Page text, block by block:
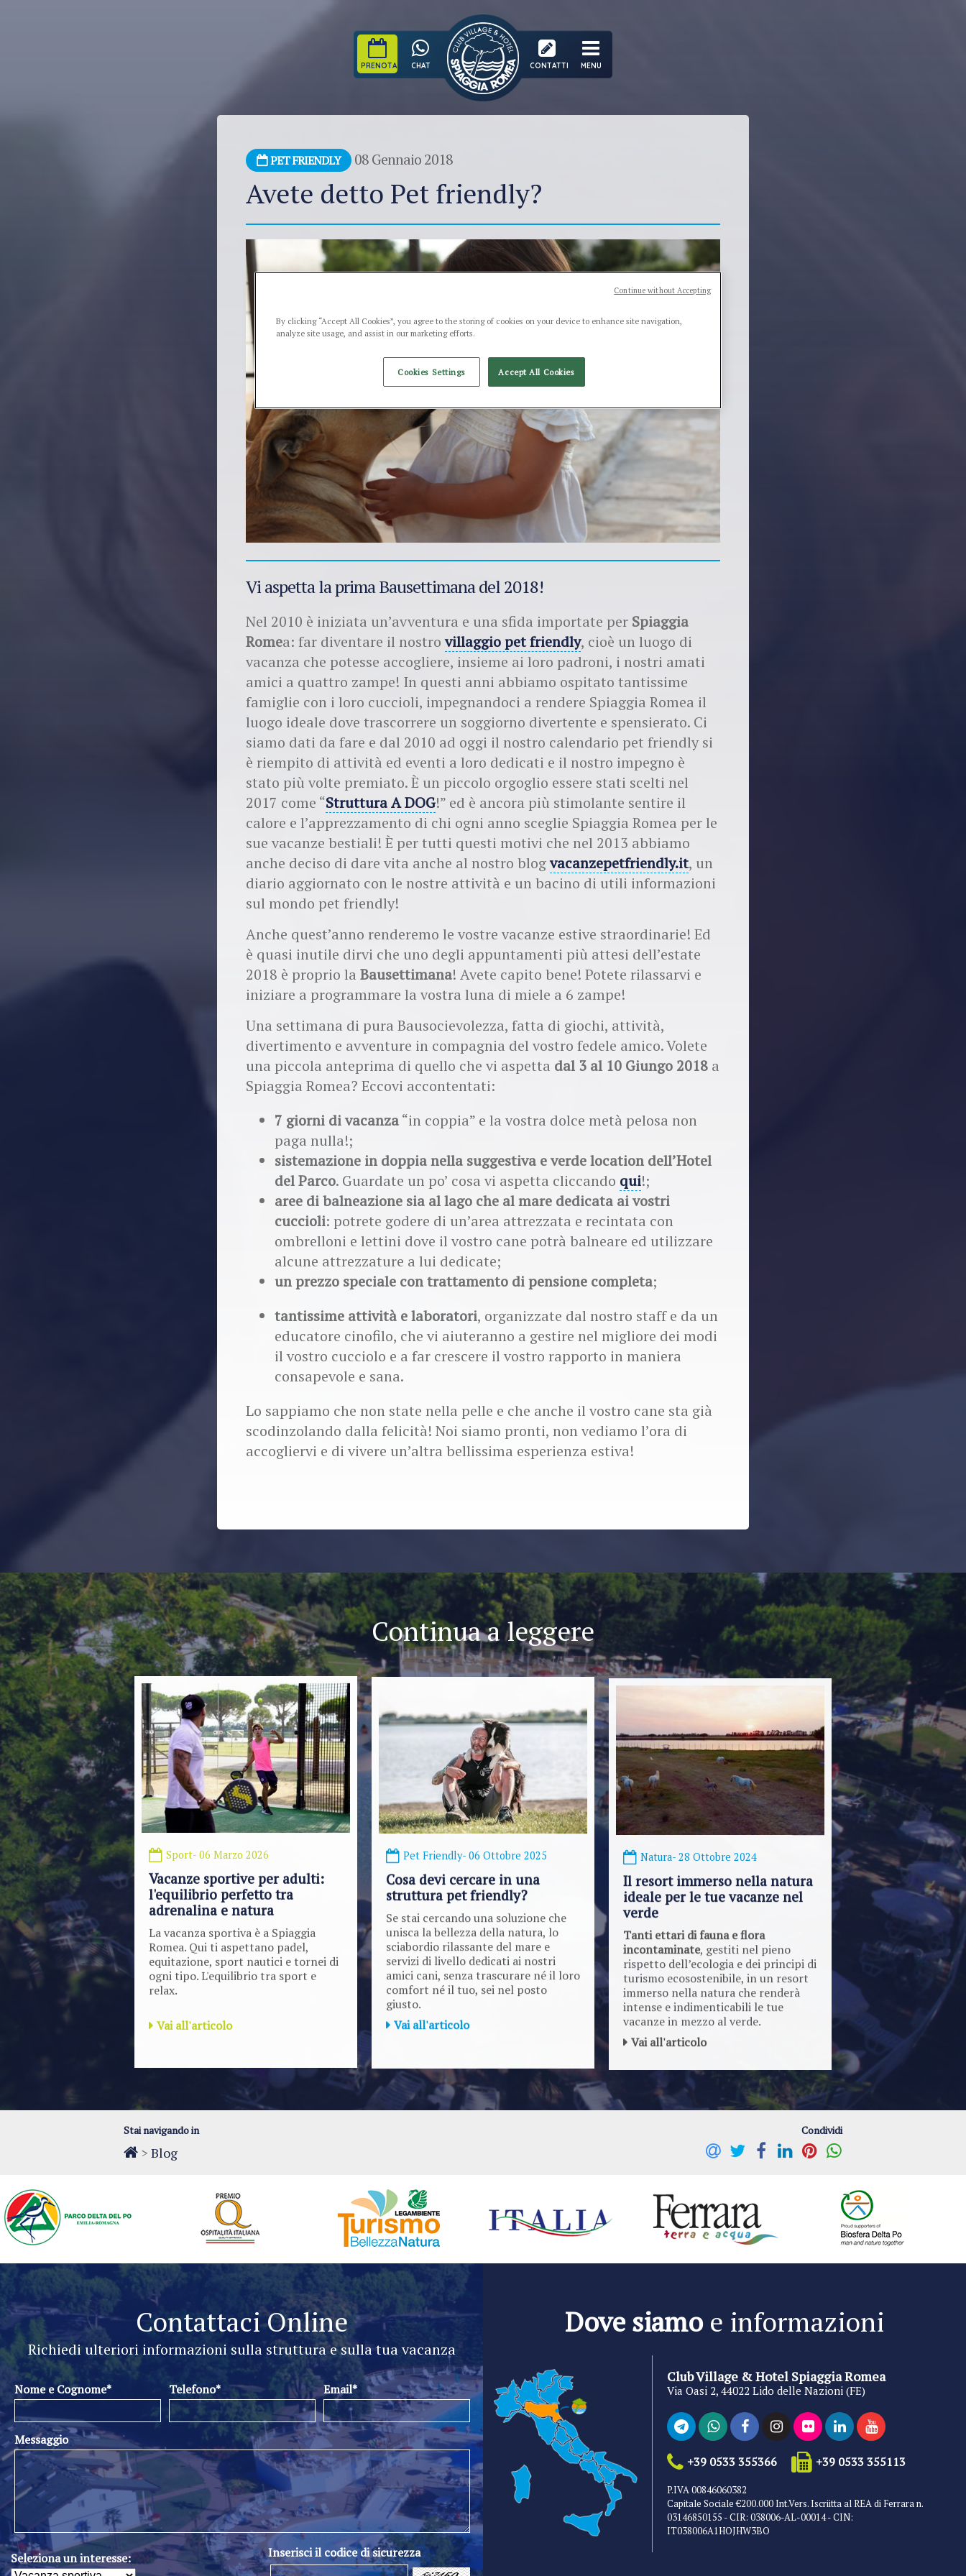
PRENOTA CHAT CONTATTI MENU
PET FRIENDLY 08 Gennaio 2018
Avete detto Pet friendly?
Vi aspetta la prima Bausettimana del 2018!
Nel 2010 è iniziata un’avventura e una sfida importate per Spiaggia
Romea: far diventare il nostro villaggio pet friendly, cioè un luogo di
vacanza che potesse accogliere, insieme ai loro padroni, i nostri amati
amici a quattro zampe! In questi anni abbiamo ospitato tantissime
famiglie con i loro cuccioli, impegnandoci a rendere Spiaggia Romea il
luogo ideale dove trascorrere un soggiorno divertente e spensierato. Ci
siamo dati da fare e dal 2010 ad oggi il nostro calendario pet friendly si
è riempito di attività ed eventi a loro dedicati e il nostro impegno è
stato più volte premiato. È un piccolo orgoglio essere stati scelti nel
2017 come “Struttura A DOG!” ed è ancora più stimolante sentire il
calore e l’apprezzamento di chi ogni anno sceglie Spiaggia Romea per le
sue vacanze bestiali! È per tutti questi motivi che nel 2013 abbiamo
anche deciso di dare vita anche al nostro blogvacanzepetfriendly.it, un
diario aggiornato con le nostre attività e un bacino di utili informazioni
sul mondo pet friendly!
Anche quest’anno renderemo le vostre vacanze estive straordinarie! Ed
è quasi inutile dirvi che uno degli appuntamenti più attesi dell’estate
2018 è proprio la Bausettimana! Avete capito bene! Potete rilassarvi e
iniziare a programmare la vostra luna di miele a 6 zampe!
Una settimana di pura Bausocievolezza, fatta di giochi, attività,
divertimento e avventure in compagnia del vostro fedele amico. Volete
una piccola anteprima di quello che vi aspetta dal 3 al 10 Giungo 2018 a
Spiaggia Romea? Eccovi accontentati:
7 giorni di vacanza“in coppia” e la vostra dolce metà pelosa non
paga nulla!;
sistemazione in doppia nella suggestiva e verde location dell’Hotel
del Parco. Guardate un po’ cosa vi aspetta cliccando qui!;​
aree di balneazione sia al lago che al mare dedicata ai vostri
cuccioli: potrete godere di un’area attrezzata e recintata con
ombrelloni e lettini dove il vostro cane potrà balneare ed utilizzare
alcune attrezzature a lui dedicate;
un prezzo speciale con trattamento di pensione completa;
tantissime attività e laboratori, organizzate dal nostro staff e da un
educatore cinofilo, che vi aiuteranno a gestire nel migliore dei modi
il vostro cucciolo e a far crescere il vostro rapporto in maniera
consapevole e sana.
Lo sappiamo che non state nella pelle e che anche il vostro cane sta già
scodinzolando dalla felicità! Noi siamo pronti, non vediamo l’ora di
accogliervi e di vivere un’altra bellissima esperienza estiva!
Continua a leggere
Sport- 06 Marzo 2026
Vacanze sportive per adulti:
l'equilibrio perfetto tra
adrenalina e natura
La vacanza sportiva è a Spiaggia
Romea. Qui ti aspettano padel,
equitazione, sport nautici e tornei di
ogni tipo. L'equilibrio tra sport e
relax.
Vai all'articolo
Pet Friendly- 06 Ottobre 2025
Cosa devi cercare in una
struttura pet friendly?
Se stai cercando una soluzione che
unisca la bellezza della natura, lo
sciabordio rilassante del mare e
servizi di livello dedicati ai nostri
amici cani, senza trascurare né il loro
comfort né il tuo, sei nel posto
giusto.
Vai all'articolo
Natura- 28 Ottobre 2024
Il resort immerso nella natura
ideale per le tue vacanze nel
verde
Tanti ettari di fauna e flora
incontaminate, gestiti nel pieno
rispetto dell’ecologia e dei principi di
turismo ecosostenibile, in un resort
immerso nella natura che renderà
intense e indimenticabili le tue
vacanze in mezzo al verde.
Vai all'articolo
Stai navigando in
> Blog
Condividi
Contattaci Online
Richiedi ulteriori informazioni sulla struttura e sulla tua vacanza
Nome e Cognome* Telefono* Email*
Messaggio
Seleziona un interesse: Inserisci il codice di sicurezza
Dove siamoe informazioni
Club Village & Hotel Spiaggia Romea
Via Oasi 2, 44022 Lido delle Nazioni (FE)
+39 0533 355366 +39 0533 355113
P.IVA 00846060382
Capitale Sociale €200.000 Int.Vers. Iscriitta al REA di Ferrara n.
03146850155 - CIR: 038006-AL-00014 - CIN:
IT038006A1HOJHW3BO
By clicking “Accept All Cookies”, you agree to the storing of cookies on your device to enhance site navigation,
analyze site usage, and assist in our marketing efforts.
Cookies Settings Accept All Cookies
Continue without Accepting